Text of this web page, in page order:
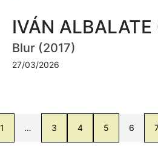
IVÁN ALBALATE
Blur (2017)
27/03/2026
1 … 3 4 5 6